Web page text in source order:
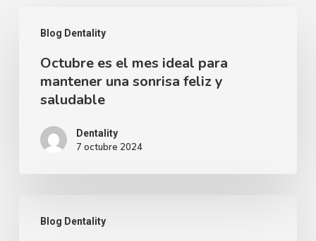
Blog Dentality
ideal
para
mantener
Octubre es el mes ideal para
mantener una sonrisa feliz y
saludable
Dentality
7 octubre 2024
Blog Dentality